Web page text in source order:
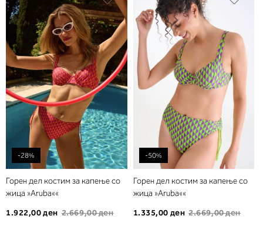
-28%
во
листа
на
желби
Горен дел костим за капење со
жица »Aruba««
1.922,00 ден 2.669,00 ден
-50%
на
желби
Горен дел костим за капење со
жица »Aruba««
1.335,00 ден 2.669,00 ден